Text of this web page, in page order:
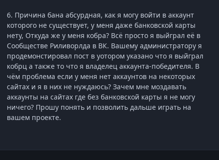
6. Причина бана абсурдная, как я могу войти в аккаунт
которого не существует, у меня даже банковской карты
нету, Откуда же у меня кобра? Всё просто я выйграл её в
Сообществе Риливорлда в ВК. Вашему администратору я
продемонстировал пост в уотором указано что я выйграл
кобрц а также то что я владелец аккаунта-победителя. В
чём проблема если у меня нет аккаунтов на некоторых
сайтах и я в них не нуждаюсь? Зачем мне моздавать
аккаунты на сайтах где без банковской карты я не могу
ничего? Прошу понять и позволить дальше играть на
вашем проекте.